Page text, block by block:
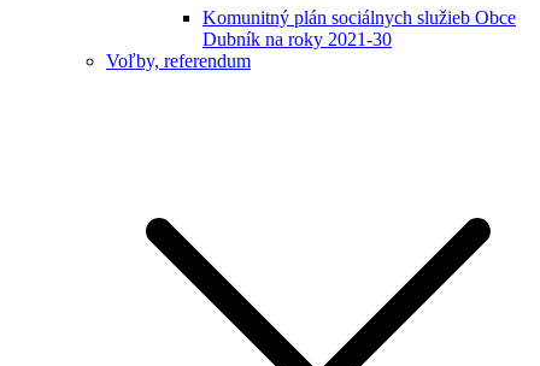
Komunitný plán sociálnych služieb Obce
Dubník na roky 2021-30
Voľby, referendum